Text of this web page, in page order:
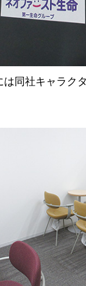
は同社キャラク